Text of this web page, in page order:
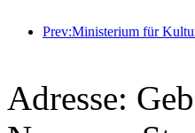
Adresse: